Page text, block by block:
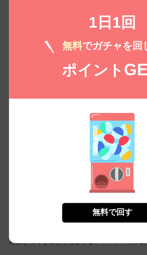
て、ふられた経験がある私には共感できる部
怒りと新たな出会いへの期待が交錯する展開
出来婚ものが大好きで、期待して読み始めまし
甘々でした。溺愛される展開にキュンキュン
すぎるかなと感じた部分も。でも続きが気に
甘いロマンスにキュン死！
溺愛されてる感じがたまらない！ドキドキが止
1日1回
無料でガチャを回
ポイント
無料で回す